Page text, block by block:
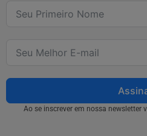
Ao se inscrever em nossa newsletter